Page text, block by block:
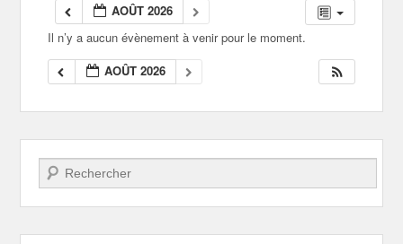
AOÛT 2026
Il n’y a aucun évènement à venir pour le moment.
AOÛT 2026
Recherche